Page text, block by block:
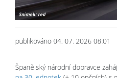
publikováno 04. 07. 2026 08:01
Španělský národní dopravce